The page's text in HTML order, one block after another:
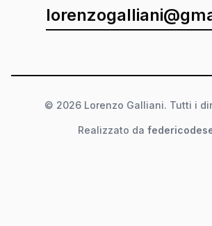
© 2026 Lorenzo Galliani. Tutti i
Realizzato da